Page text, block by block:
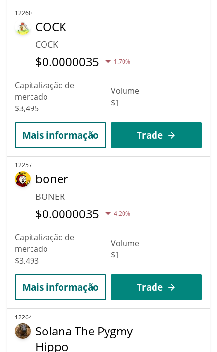
12260
COCK
COCK
$0.0000035 1.70%
Capitalização de
mercado
$3,495
Volume
$1
Mais informação Trade
12257
boner
BONER
$0.0000035 4.20%
Capitalização de
mercado
$3,493
Volume
$1
Mais informação Trade
12264
Solana The Pygmy
Hippo